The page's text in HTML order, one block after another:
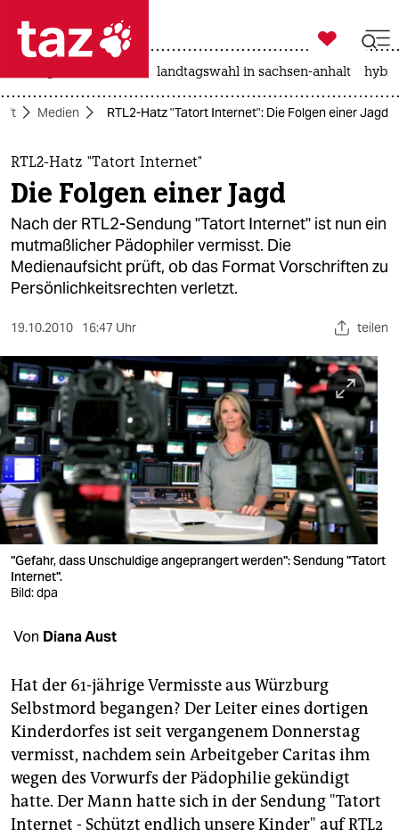
 taz zahl ich
taz zahl ich
themen
politik
öko
gesellschaft
kultur
sport
berlin
nord
wahrheit
verlag
verlag
veranstaltungen
shop
unterstützen
abo
genossenschaft
epaper login

taz zahl ich
landtagswahl in sachsen-anhalt
Medien RTL2-Hatz "Tatort Internet": Die Folgen einer Jagd
RTL2-Hatz "Tatort Internet"
Die Folgen einer Jagd
Nach der RTL2-Sendung "Tatort Internet" ist nun ein
mutmaßlicher Pädophiler vermisst. Die
Medienaufsicht prüft, ob das Format Vorschriften zu
Persönlichkeitsrechten verletzt.
19.10.2010 16:47 Uhr teilen
"Gefahr, dass Unschuldige angeprangert werden": Sendung "Tatort
Internet".
Bild: dpa
Von Diana Aust
Hat der 61-jährige Vermisste aus Würzburg
Selbstmord begangen? Der Leiter eines dortigen
Kinderdorfes ist seit vergangenem Donnerstag
vermisst, nachdem sein Arbeitgeber Caritas ihm
wegen des Vorwurfs der Pädophilie gekündigt
hatte. Der Mann hatte sich in der Sendung "Tatort
Internet - Schützt endlich unsere Kinder" auf RTL2